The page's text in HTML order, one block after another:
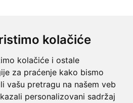
kolačiće
kolačiće i ostale
za praćenje kako bismo
vašu pretragu na našem veb
personalizovani sadržaj
Banata - Pančevo i
okolina